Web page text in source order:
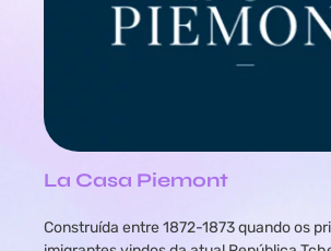
La Casa Piemont
Construída entre 1872-1873 quando os